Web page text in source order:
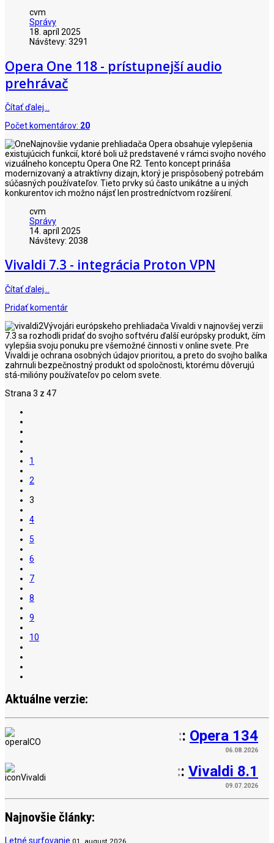
cvm
Správy
18. apríl 2025
Návštevy: 3291
Opera One 118 - prístupnejší audio
prehrávač
Čítať ďalej…
Počet komentárov: 20
Najnovšie vydanie prehliadača Opera obsahuje vylepšenia
existujúcich funkcií, ktoré boli už predstavené v rámci svojho nového
vizuálneho konceptu Opera One R2. Tento koncept prináša
modernizovaný a atraktívny dizajn, ktorý je prispôsobený potrebám
súčasných používateľov. Tieto prvky sú často unikátne a u iných
konkurentov ich možno nájsť len prostredníctvom rozšírení.
cvm
Správy
14. apríl 2025
Návštevy: 2038
Vivaldi 7.3 - integrácia Proton VPN
Čítať ďalej…
Pridať komentár
Vývojári európskeho prehliadača Vivaldi v najnovšej verzii
7.3 sa rozhodli pridať do svojho softvéru ďalší európsky produkt, čím
vylepšia svoju ponuku pre všemožné činnosti v online svete. Pre
Vivaldi je ochrana osobných údajov prioritou, a preto do svojho balíka
zahrnuli bezpečnostný produkt od spoločnosti, ktorému dôverujú
stá-milióny používateľov po celom svete.
Strana 3 z 47
1
2
3
4
5
6
7
8
9
10
Aktuálne verzie:
:: Opera 134
06.08.2026
:: Vivaldi 8.1
09.07.2026
Najnovšie články:
Letné surfovanie 01. august 2026